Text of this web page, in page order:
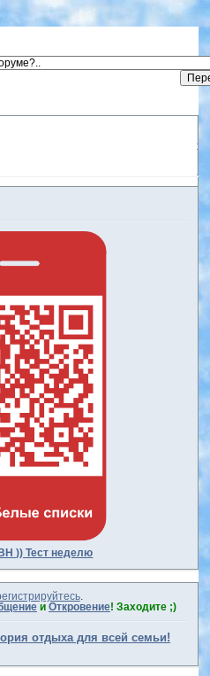
)) Тест неделю
.
и Откровение! Заходите ;)
отдыха для всей семьи!